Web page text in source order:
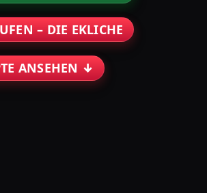
– DIE EKLICHE
ANSEHEN ↓